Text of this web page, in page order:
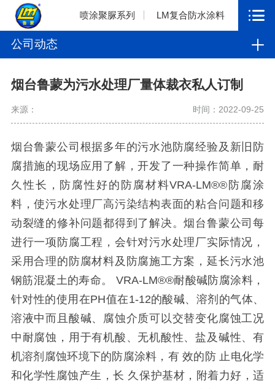
喷涂聚脲系列 LM复合防水涂料
公司动态
烟台鲁蒙为污水处理厂量体裁衣私人订制
来源： 时间：2022-09-25
烟台鲁蒙公司根据多年的污水池防腐经验及新旧防
腐措施的现场应用了解，开发了一种操作简单，耐
久性长，防腐性好的防腐材料VRA-LM®®防腐涂
料，使污水处理厂高污染结构表面的粘合问题和移
动裂缝的修补问题都得到了解决。烟台鲁蒙公司每
进行一项防腐工程，会针对污水处理厂实际情况，
采用合理的防腐材料及防腐施工方案，延长污水池
钢筋混凝土的寿命。 VRA-LM®®耐酸碱防腐涂料，
针对性的使用在PH值在1-12的酸碱、溶剂的气体、
溶液中而且酸碱、腐蚀介质可以交替变化腐蚀工况
中耐腐蚀，用于有机酸、无机酸性、盐及碱性、有
机溶剂腐蚀环境下的防腐涂料，有 效的防 止电化学
和化学性腐蚀产生，长 久保护基材，附着力好，适